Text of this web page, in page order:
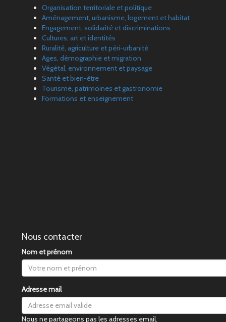
Organisation territoriale et politique
Aménagement, urbanisme, logement et habitat
Engagement, solidarité et discriminations
Cultures, art et identités
Ruralité, agriculture et péri-urbanité
Ages, démographie et migration
Végétal, environnement et paysage
Santé et bien-être
Tourisme, patrimoines et gastronomie
Formations et enseignement
Nous contacter
Nom et prénom
Adresse mail
Nous ne partageons pas les adresses email.